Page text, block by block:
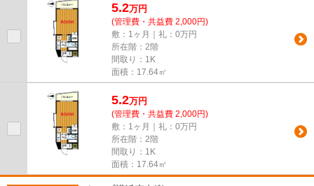
5.2万円
(管理費・共益費 2,000円)
敷：1ヶ月｜礼：0万円
所在階：2階
間取り：1K
面積：17.64㎡
5.2万円
(管理費・共益費 2,000円)
敷：1ヶ月｜礼：0万円
所在階：2階
間取り：1K
面積：17.64㎡